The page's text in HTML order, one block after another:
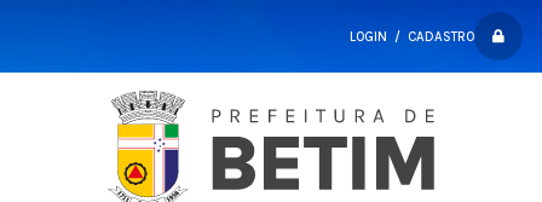
LOGIN / CADASTRO